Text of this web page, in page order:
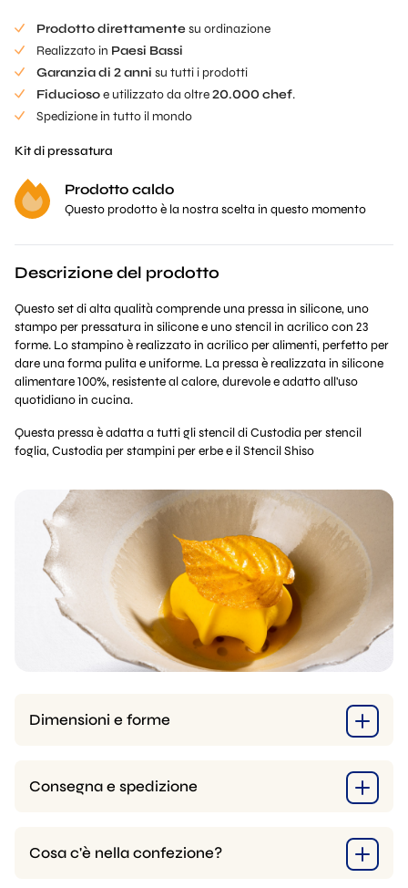
Prodotto direttamentesu ordinazione
Realizzato in Paesi Bassi
Garanzia di 2 anni su tutti i prodotti
Fiduciosoe utilizzato da oltre20.000 chef.
Spedizione in tutto il mondo
Kit di pressatura
Prodotto caldo
Questo prodotto è la nostra scelta in questo momento
Descrizione del prodotto
Questo set di alta qualità comprende una pressa in silicone, uno
stampo per pressatura in silicone e uno stencil in acrilico con 23
forme. Lo stampino è realizzato in acrilico per alimenti, perfetto per
dare una forma pulita e uniforme. La pressa è realizzata in silicone
alimentare 100%, resistente al calore, durevole e adatto all'uso
quotidiano in cucina.
Questa pressa è adatta a tutti gli stencil diCustodia per stencil
foglia,Custodia per stampini per erbee ilStencil Shiso
Dimensioni e forme
Consegna e spedizione
Cosa c'è nella confezione?